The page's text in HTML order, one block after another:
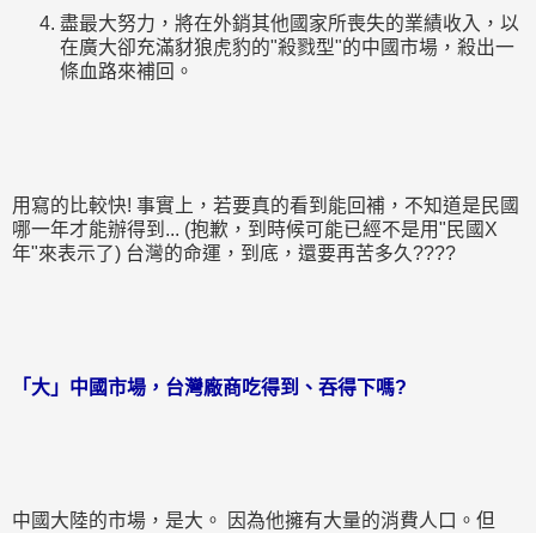
盡最大努力，將在外銷其他國家所喪失的業績收入，以
在廣大卻充滿豺狼虎豹的"殺戮型"的中國市場，殺出一
條血路來補回。
用寫的比較快! 事實上，若要真的看到能回補，不知道是民國
哪一年才能辦得到... (抱歉，到時候可能已經不是用"民國X
年"來表示了) 台灣的命運，到底，還要再苦多久????
「大」中國市場，台灣廠商吃得到、吞得下嗎?
中國大陸的市場，是大。 因為他擁有大量的消費人口。但